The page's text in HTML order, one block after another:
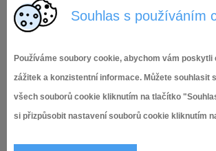
Souhlas s používáním
Používáme soubory cookie, abychom vám poskytli
zážitek a konzistentní informace. Můžete souhlasit
všech souborů cookie kliknutím na tlačítko
si přizpůsobit nastavení souborů cookie kliknutím
Příloha č. 16 - Záměr „Základnová stanice
Brněnské Ivanovice